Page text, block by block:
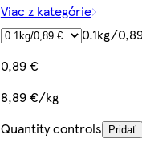
Viac z kategórie
0.1kg/
0,89 €
8,89 €/kg
Quantity controls
Pridať